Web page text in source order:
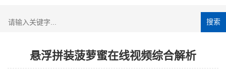
搜索
悬浮拼装菠萝蜜在线视频综合解析